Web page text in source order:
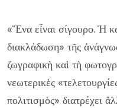
«Ἕνα εἶναι σίγουρο. Ἡ
διακλάδωση» τῆς
ζωγραφικὴ καὶ τὴ
νεωτερικὲς
πολιτισμὸς» διατρέχει